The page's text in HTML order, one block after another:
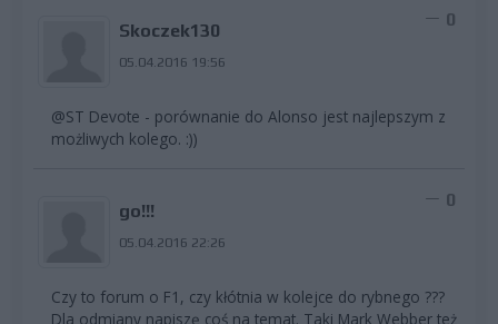
Skoczek130
05.04.2016 19:56
0
@ST Devote - porównanie do Alonso jest najlepszym z
możliwych kolego. :))
go!!!
05.04.2016 22:26
0
Czy to forum o F1, czy kłótnia w kolejce do rybnego ???
Dla odmiany napiszę coś na temat. Taki Mark Webber też